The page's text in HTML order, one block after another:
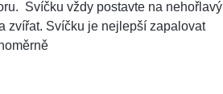
Svíčku vždy postavte na nehořlavý
zvířat. Svíčku je nejlepší zapalovat